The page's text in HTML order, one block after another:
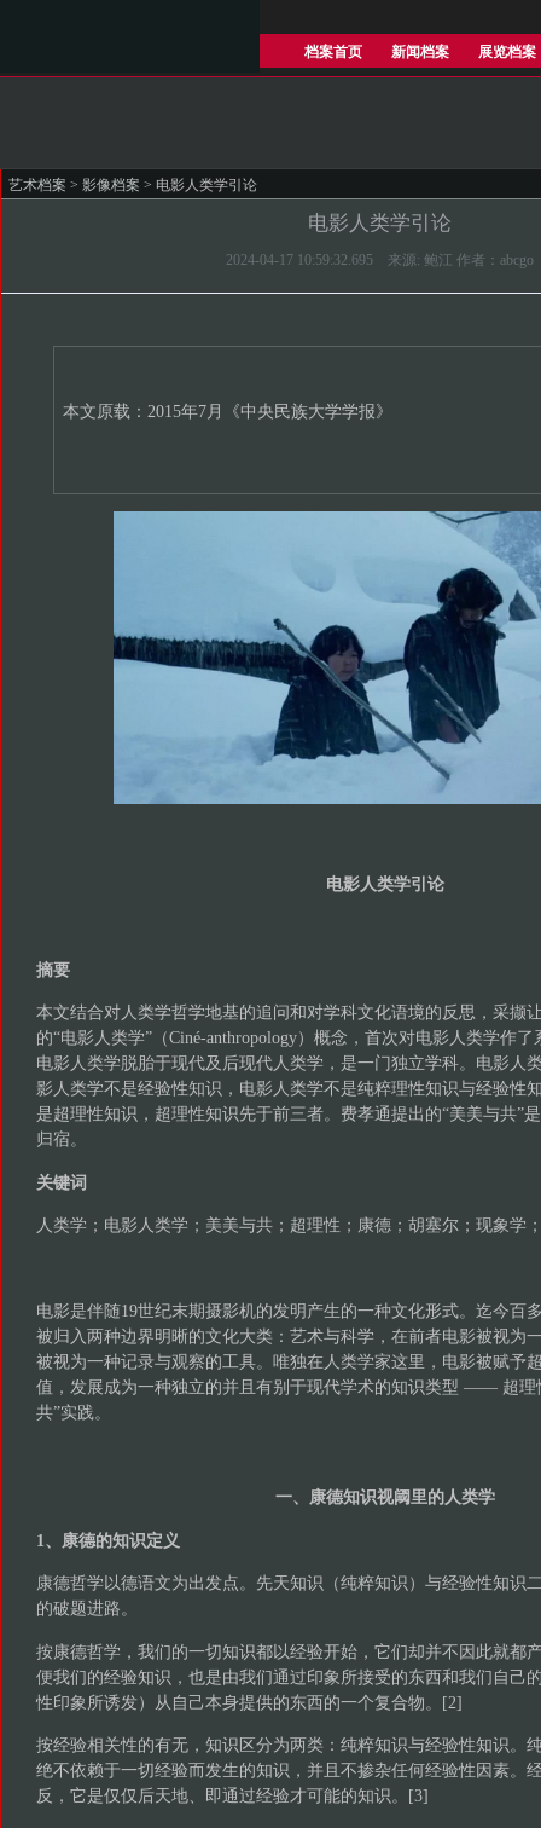
档案首页 新闻档案 展览档案
艺术档案 > 影像档案 > 电影人类学引论
电影人类学引论
2024-04-17 10:59:32.695 来源: 鲍江 作者：abcgo
本文原载：2015年7月《中央民族大学学报》
电影人类学引论
摘要
本文结合对人类学哲学地基的追问和对学科文化语境的反思，采撷让
的“电影人类学”（Ciné-anthropology）概念，首次对电影人类学作
电影人类学脱胎于现代及后现代人类学，是一门独立学科。电影人
影人类学不是经验性知识，电影人类学不是纯粹理性知识与经验性
是超理性知识，超理性知识先于前三者。费孝通提出的“美美与共”
归宿。
关键词
人类学；电影人类学；美美与共；超理性；康德；胡塞尔；现象学
电影是伴随19世纪末期摄影机的发明产生的一种文化形式。迄今百
被归入两种边界明晰的文化大类：艺术与科学，在前者电影被视为
被视为一种记录与观察的工具。唯独在人类学家这里，电影被赋予
值，发展成为一种独立的并且有别于现代学术的知识类型 —— 超理
共”实践。
一、康德知识视阈里的人类学
1、康德的知识定义
康德哲学以德语文为出发点。先天知识（纯粹知识）与经验性知识
的破题进路。
按康德哲学，我们的一切知识都以经验开始，它们却并不因此就都
便我们的经验知识，也是由我们通过印象所接受的东西和我们自己
性印象所诱发）从自己本身提供的东西的一个复合物。[2]
按经验相关性的有无，知识区分为两类：纯粹知识与经验性知识。
绝不依赖于一切经验而发生的知识，并且不掺杂任何经验性因素。
反，它是仅仅后天地、即通过经验才可能的知识。[3]